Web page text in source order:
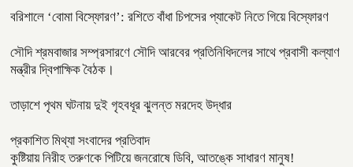
বরিশালে ‘বোমা বিস্ফোরণ’: রশিতে বাঁধা চিপসের প্যাকেট নিতে গিয়ে বিস্ফোরণ
সৌদি শ্রমবাজার সম্প্রসারণে সৌদি আরবের প্রতিনিধিদলের সাথে প্রবাসী কল্যাণ
মন্ত্রীর দ্বিপাক্ষিক বৈঠক।
তাড়াশে পৃথম ঘটনায় দুই গৃহবধূর ঝুলন্ত মরদেহ উদ্ধার
প্রকাশিত মিথ্যা সংবাদের প্রতিবাদ
কুষ্টিয়ায় নিরীহ তরুণকে পিটিয়ে জনরোষে ডিবি, আতঙ্কে সাধারণ মানুষ!